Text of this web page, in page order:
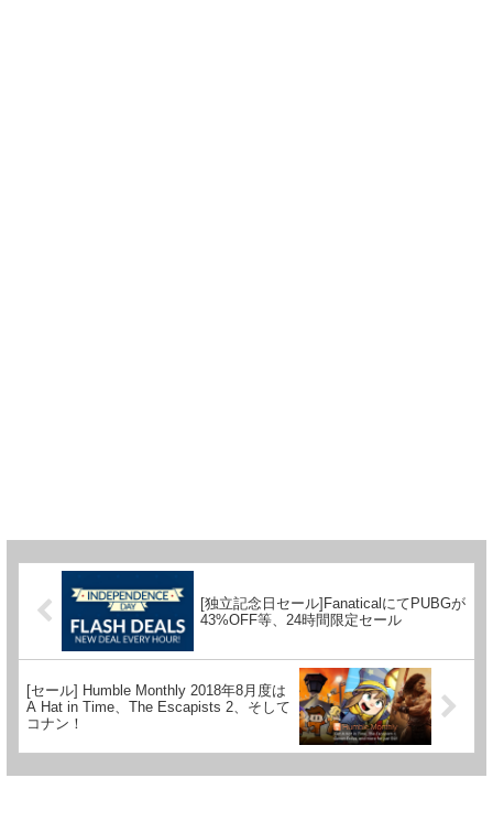
[独立記念日セール]FanaticalにてPUBGが
43%OFF等、24時間限定セール
[セール] Humble Monthly 2018年8月度は
A Hat in Time、The Escapists 2、そして
コナン！